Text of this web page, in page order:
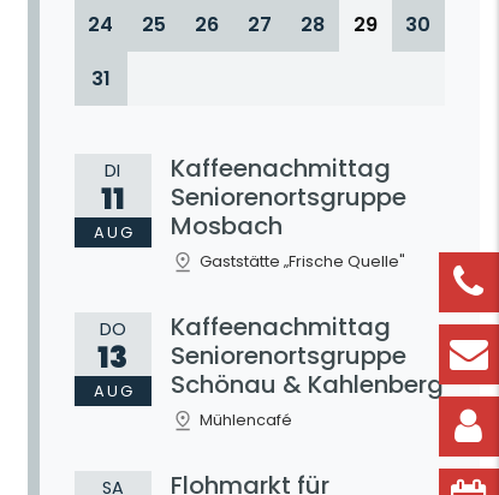
24
25 26 27 28 29
30
31
DI
11
AUG
Kaffeenachmittag
Seniorenortsgruppe
Mosbach
Gaststätte „Frische Quelle"
DO
13
AUG
Kaffeenachmittag
Seniorenortsgruppe
Schönau & Kahlenberg
Mühlencafé
SA
Flohmarkt für